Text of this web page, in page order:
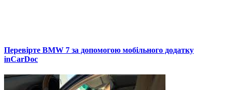
Перевірте BMW 7 за допомогою мобільного додатку
inCarDoc